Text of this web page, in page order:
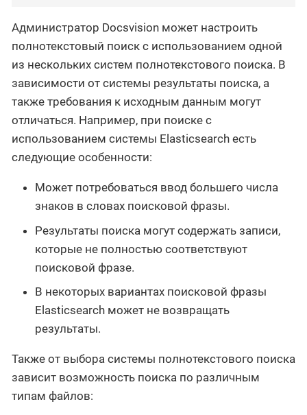
Администратор Docsvision может настроить
полнотекстовый поиск с использованием одной
из нескольких систем полнотекстового поиска. В
зависимости от системы результаты поиска, а
также требования к исходным данным могут
отличаться. Например, при поиске с
использованием системы Elasticsearch есть
следующие особенности:
Может потребоваться ввод большего числа
знаков в словах поисковой фразы.
Результаты поиска могут содержать записи,
которые не полностью соответствуют
поисковой фразе.
В некоторых вариантах поисковой фразы
Elasticsearch может не возвращать
результаты.
Также от выбора системы полнотекстового поиска
зависит возможность поиска по различным
типам файлов: